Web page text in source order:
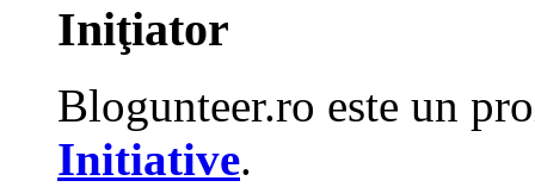
Iniţiator
Blogunteer.ro este un
Initiative.